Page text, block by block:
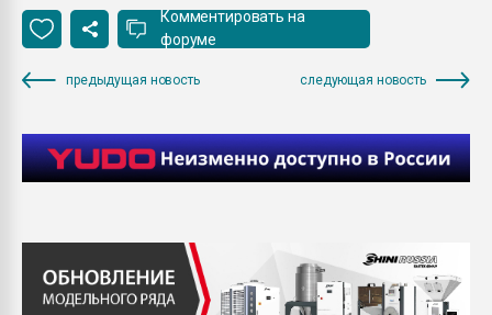
Комментировать на
форуме
предыдущая новость следующая новость